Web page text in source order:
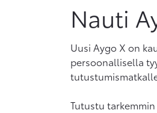
Nauti
Uusi Aygo X on
persoonallisella
Tutustu